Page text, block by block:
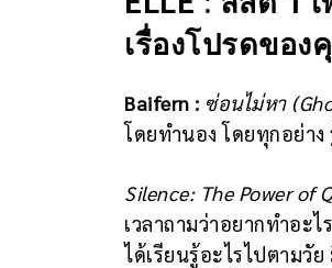
เรื่องโปรดขอ
Baifern : ซ่อนไม่หา
โดยทำนอง โดยทุกอย่าง
Silence: The Power of
เวลาถามว่าอยากทำอะ
ได้เรียนรู้อะไรไปตามวั